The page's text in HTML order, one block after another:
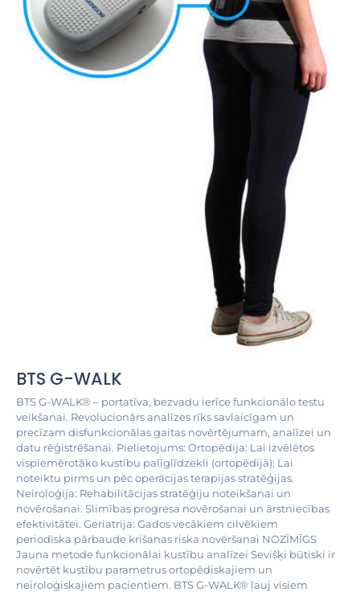
BTS G-WALK
BTS G-WALK® – portatīva, bezvadu ierīce funkcionālo testu
veikšanai. Revolucionārs analīzes rīks savlaicīgam un
precīzam disfunkcionālas gaitas novērtējumam, analīzei un
datu rēģistrēšanai. Pielietojums: Ortopēdija: Lai izvēlētos
vispiemērotāko kustību palīglīdzekli (ortopēdijā); Lai
noteiktu pirms un pēc operācijas terapijas stratēģijas.
Neiroloģija: Rehabilitācijas stratēģiju noteikšanai un
novērošanai. Slimības progresa novērošanai un ārstniecības
efektivitātei. Geriatrija: Gados vecākiem cilvēkiem
periodiska pārbaude krišanas riska novēršanai NOZĪMĪGS
Jauna metode funkcionālai kustību analīzei Sevišķi būtiski ir
novērtēt kustību parametrus ortopēdiskajiem un
neiroloģiskajiem pacientiem. BTS G-WALK® ļauj visiem